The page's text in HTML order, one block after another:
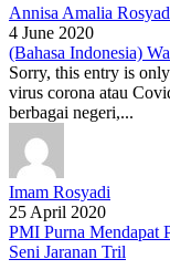
Annisa Amalia
4 June 2020
(Bahasa Indonesia)
Sorry, this entry is
virus corona atau
berbagai negeri,...
Imam Rosyadi
25 April 2020
PMI Purna Mendapat
Seni Jaranan Tril